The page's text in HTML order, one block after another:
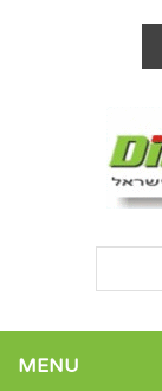
MENU